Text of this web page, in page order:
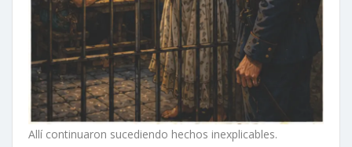
Allí continuaron sucediendo hechos inexplicables.